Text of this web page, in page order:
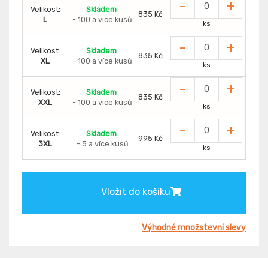
Velikost:
L
Skladem
- 100 a více kusů
835 Kč - +
ks
Velikost:
XL
Skladem
- 100 a více kusů
835 Kč - +
ks
Velikost:
XXL
Skladem
- 100 a více kusů
835 Kč - +
ks
Velikost:
3XL
Skladem
- 5 a více kusů
995 Kč - +
ks
Vložit do košíku
Výhodné množstevní slevy